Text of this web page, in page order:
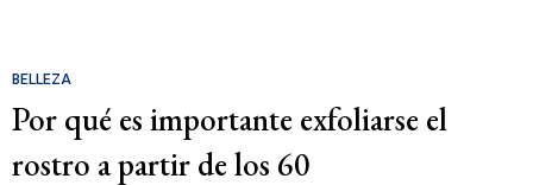
BELLEZA
Por qué es importante exfoliarse el
rostro a partir de los 60